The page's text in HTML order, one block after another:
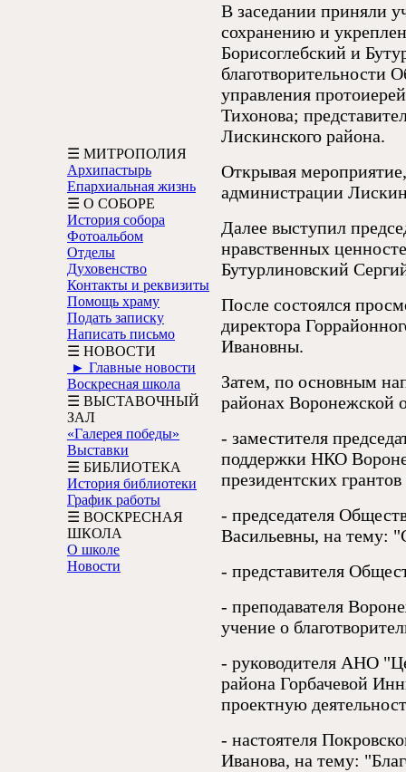
☰ МИТРОПОЛИЯ
Архипастырь
Епархиальная жизнь
☰ О СОБОРЕ
История собора
Фотоальбом
Отделы
Духовенство
Контакты и реквизиты
Помощь храму
Подать записку
Написать письмо
☰ НОВОСТИ
► Главные новости
Воскресная школа
☰ ВЫСТАВОЧНЫЙ
ЗАЛ
«Галерея победы»
Выставки
☰ БИБЛИОТЕКА
История библиотеки
График работы
☰ ВОСКРЕСНАЯ
ШКОЛА
О школе
Новости
В заседании приняли
сохранению и
Борисоглебский и
благотворительности
управления
Тихонова;
Лискинского района.
Открывая
администрации
Далее выступил
нравственных
Бутурлиновский
После состоялся
директора
Ивановны.
Затем, по основным
районах Воронежской
- заместителя
поддержки НКО
президентских
- председателя
Васильевны, на тему:
- представителя
- преподавателя
учение о
- руководителя АНО
района Горбачевой
проектную
- настоятеля
Иванова, на тему: